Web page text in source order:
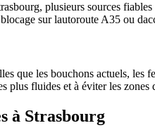
plusieurs sources
sur lautoroute A35 ou
que les bouchons actuels,
plus fluides et à éviter les zones
à Strasbourg